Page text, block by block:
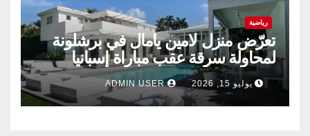
رياضية
تعرّض منزل لامين يامال في برشلونة
لمحاولة سرقة عقب مباراة إسبانيا
وفرنسا .
يوليو 15, 2026 ADMIN USER